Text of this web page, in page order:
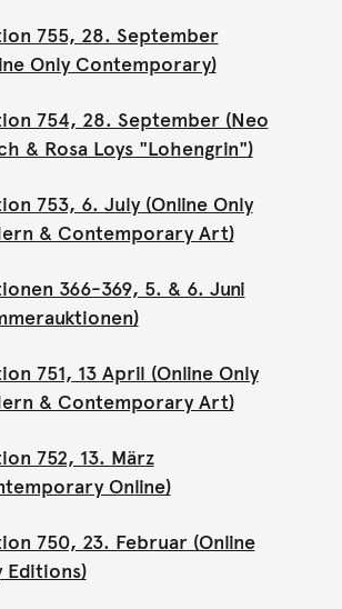
755, 28. September
Only Contemporary)
754, 28. September (Neo
& Rosa Loys "Lohengrin")
753, 6. July (Online Only
& Contemporary Art)
366-369, 5. & 6. Juni
751, 13 April (Online Only
& Contemporary Art)
752, 13. März
Online)
750, 23. Februar (Online
Editions)